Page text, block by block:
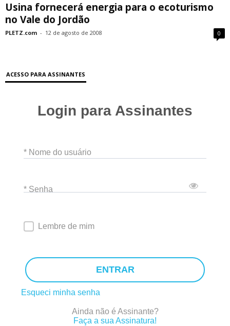
Usina fornecerá energia para o ecoturismo
no Vale do Jordão
PLETZ.com - 12 de agosto de 2008 0
ACESSO PARA ASSINANTES
Login para Assinantes
* Nome do usuário
* Senha
Lembre de mim
ENTRAR
Esqueci minha senha
Ainda não é Assinante?
Faça a sua Assinatura!